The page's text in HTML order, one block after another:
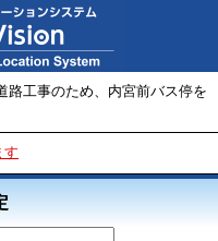
路工事のため、内宮前バス停を
す